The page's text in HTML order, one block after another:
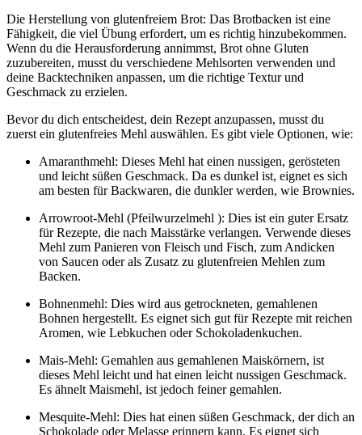
Die Herstellung von glutenfreiem Brot: Das Brotbacken ist eine
Fähigkeit, die viel Übung erfordert, um es richtig hinzubekommen.
Wenn du die Herausforderung annimmst, Brot ohne Gluten
zuzubereiten, musst du verschiedene Mehlsorten verwenden und
deine Backtechniken anpassen, um die richtige Textur und
Geschmack zu erzielen.
Bevor du dich entscheidest, dein Rezept anzupassen, musst du
zuerst ein glutenfreies Mehl auswählen. Es gibt viele Optionen, wie:
Amaranthmehl: Dieses Mehl hat einen nussigen, gerösteten
und leicht süßen Geschmack. Da es dunkel ist, eignet es sich
am besten für Backwaren, die dunkler werden, wie Brownies.
Arrowroot-Mehl (Pfeilwurzelmehl ): Dies ist ein guter Ersatz
für Rezepte, die nach Maisstärke verlangen. Verwende dieses
Mehl zum Panieren von Fleisch und Fisch, zum Andicken
von Saucen oder als Zusatz zu glutenfreien Mehlen zum
Backen.
Bohnenmehl: Dies wird aus getrockneten, gemahlenen
Bohnen hergestellt. Es eignet sich gut für Rezepte mit reichen
Aromen, wie Lebkuchen oder Schokoladenkuchen.
Mais-Mehl: Gemahlen aus gemahlenen Maiskörnern, ist
dieses Mehl leicht und hat einen leicht nussigen Geschmack.
Es ähnelt Maismehl, ist jedoch feiner gemahlen.
Mesquite-Mehl: Dies hat einen süßen Geschmack, der dich an
Schokolade oder Melasse erinnern kann. Es eignet sich